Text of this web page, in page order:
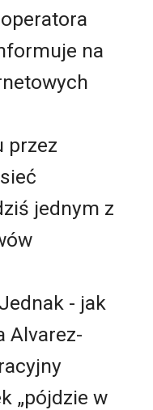
na
przez
jednym z
- jak
Alvarez-
„pójdzie w